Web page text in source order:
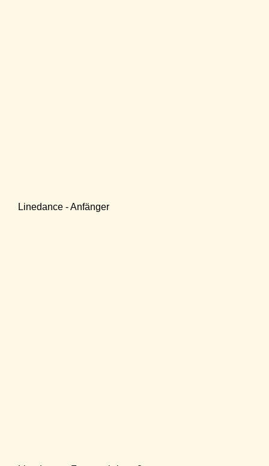
Linedance - Anfänger